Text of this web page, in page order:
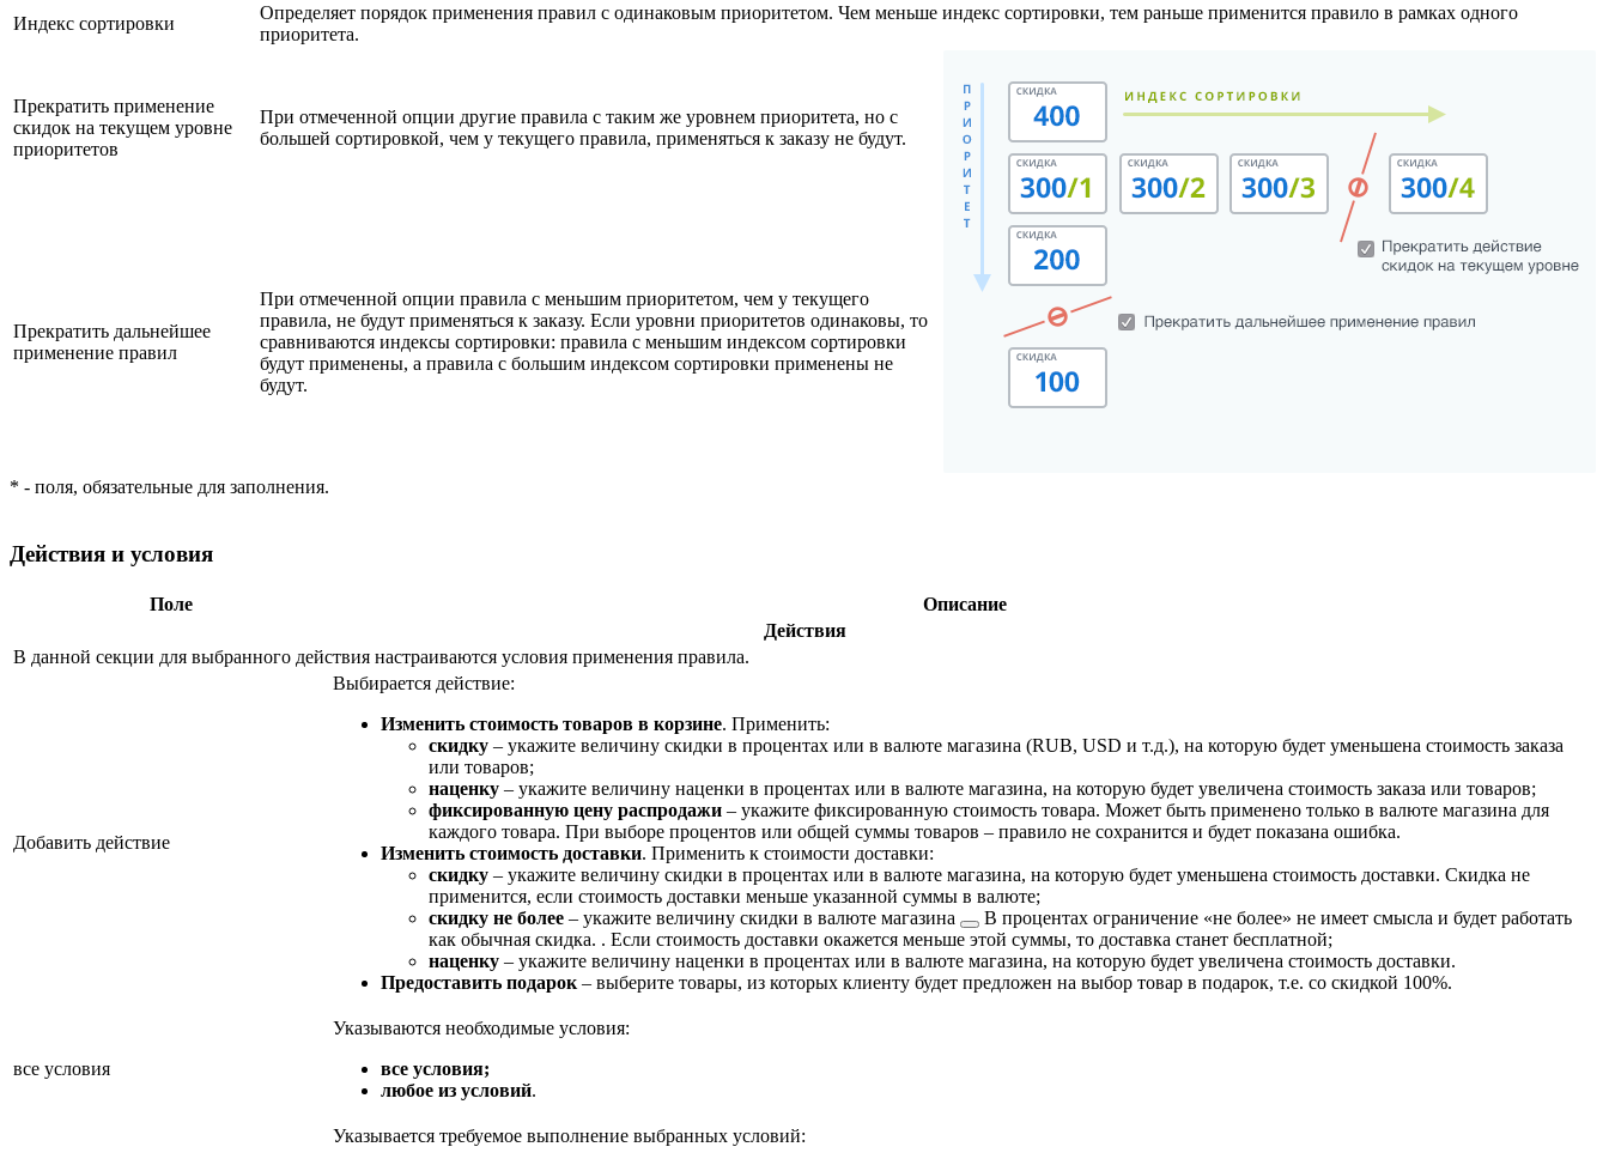
Индекс сортировки
Определяет порядок применения правил с одинаковым приоритетом. Чем меньше индекс сортировки, тем раньше применится правило в рамках одного
приоритета.
Прекратить применение
скидок на текущем уровне
приоритетов
При отмеченной опции другие правила с таким же уровнем приоритета, но с
большей сортировкой, чем у текущего правила, применяться к заказу не будут.
Прекратить дальнейшее
применение правил
При отмеченной опции правила с меньшим приоритетом, чем у текущего
правила, не будут применяться к заказу. Если уровни приоритетов одинаковы, то
сравниваются индексы сортировки: правила с меньшим индексом сортировки
будут применены, а правила с большим индексом сортировки применены не
будут.
* - поля, обязательные для заполнения.
Действия и условия
Поле
Описание
Действия
В данной секции для выбранного действия настраиваются условия применения правила.
Добавить действие
Выбирается действие:
Изменить стоимость товаров в корзине. Применить:
скидку – укажите величину скидки в процентах или в валюте магазина (RUB, USD и т.д.), на которую будет уменьшена стоимость заказа
или товаров;
наценку – укажите величину наценки в процентах или в валюте магазина, на которую будет увеличена стоимость заказа или товаров;
фиксированную цену распродажи – укажите фиксированную стоимость товара. Может быть применено только в валюте магазина для
каждого товара. При выборе процентов или общей суммы товаров – правило не сохранится и будет показана ошибка.
Изменить стоимость доставки. Применить к стоимости доставки:
скидку – укажите величину скидки в процентах или в валюте магазина, на которую будет уменьшена стоимость доставки. Скидка не
применится, если стоимость доставки меньше указанной суммы в валюте;
скидку не более – укажите величину скидки в валюте магазина
В процентах ограничение «не более» не имеет смысла и будет работать
как обычная скидка. . Если стоимость доставки окажется меньше этой суммы, то доставка станет бесплатной;
наценку – укажите величину наценки в процентах или в валюте магазина, на которую будет увеличена стоимость доставки.
Предоставить подарок – выберите товары, из которых клиенту будет предложен на выбор товар в подарок, т.е. со скидкой 100%.
все условия
Указываются необходимые условия:
все условия;
любое из условий.
Указывается требуемое выполнение выбранных условий: